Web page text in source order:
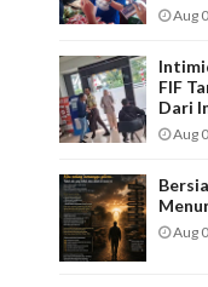
Aug
FIF
Dari
Aug
Aug